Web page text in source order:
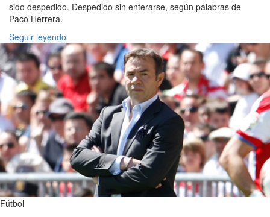
sido despedido. Despedido sin enterarse, según palabras de
Paco Herrera.
Seguir leyendo
Fútbol